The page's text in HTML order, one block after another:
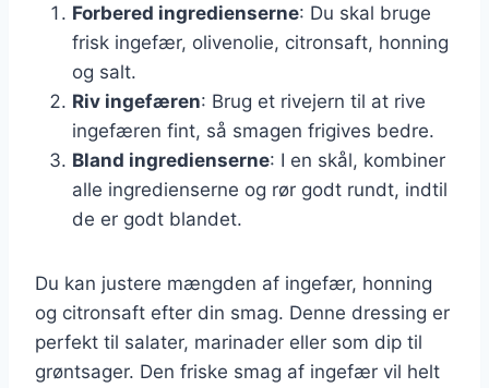
Forbered ingredienserne: Du skal bruge
frisk ingefær, olivenolie, citronsaft, honning
og salt.
Riv ingefæren: Brug et rivejern til at rive
ingefæren fint, så smagen frigives bedre.
Bland ingredienserne: I en skål, kombiner
alle ingredienserne og rør godt rundt, indtil
de er godt blandet.
Du kan justere mængden af ingefær, honning
og citronsaft efter din smag. Denne dressing er
perfekt til salater, marinader eller som dip til
grøntsager. Den friske smag af ingefær vil helt